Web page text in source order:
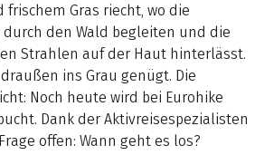
frischem Gras riecht, wo die
den Wald begleiten und die
Strahlen auf der Haut hinterlässt.
ins Grau genügt. Die
Noch heute wird bei Eurohike
Dank der Aktivreisespezialisten
offen: Wann geht es los?